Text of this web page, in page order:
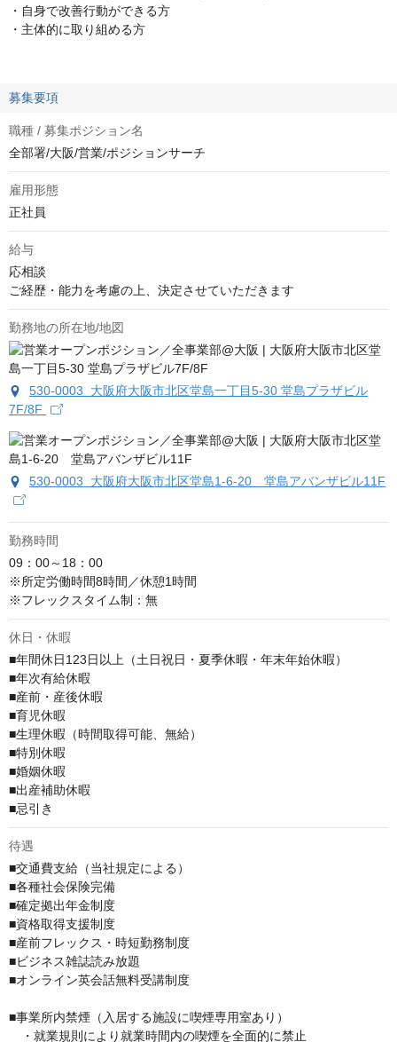
・自身で改善行動ができる方
・主体的に取り組める方
募集要項
職種 / 募集ポジション名
全部署/大阪/営業/ポジションサーチ
雇用形態
正社員
給与
応相談
ご経歴・能力を考慮の上、決定させていただきます
勤務地の所在地/地図
530-0003 大阪府大阪市北区堂島一丁目5-30 堂島プラザビル
7F/8F
530-0003 大阪府大阪市北区堂島1-6-20 堂島アバンザビル11F
勤務時間
09：00～18：00
※所定労働時間8時間／休憩1時間
※フレックスタイム制：無
休日・休暇
■年間休日123日以上（土日祝日・夏季休暇・年末年始休暇）
■年次有給休暇
■産前・産後休暇
■育児休暇
■生理休暇（時間取得可能、無給）
■特別休暇
■婚姻休暇
■出産補助休暇
■忌引き
待遇
■交通費支給（当社規定による）
■各種社会保険完備
■確定拠出年金制度
■資格取得支援制度
■産前フレックス・時短勤務制度
■ビジネス雑誌読み放題
■オンライン英会話無料受講制度
■事業所内禁煙（入居する施設に喫煙専用室あり）
・就業規則により就業時間内の喫煙を全面的に禁止